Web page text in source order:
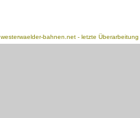
westerwaelder-bahnen.net - letzte